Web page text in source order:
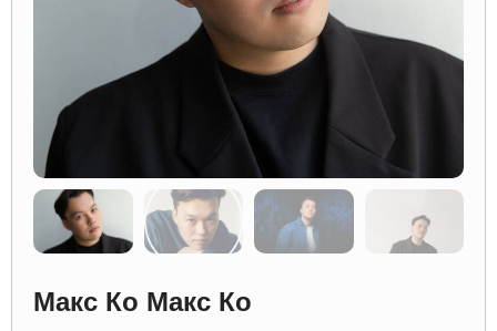
Макс Ко Макс Ко